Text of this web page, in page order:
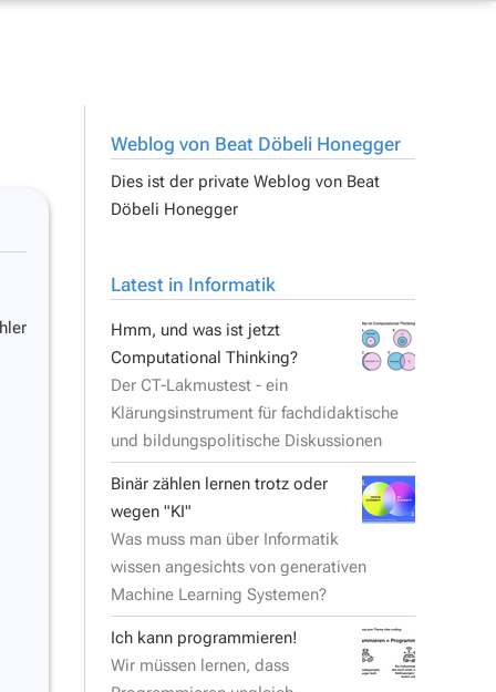
Weblog von Beat Döbeli Honegger
Dies ist der private Weblog von Beat
Döbeli Honegger
Latest in Informatik
Hmm, und was ist jetzt
Computational Thinking?
Der CT-Lakmustest - ein
Klärungsinstrument für fachdidaktische
und bildungspolitische Diskussionen
Binär zählen lernen trotz oder
wegen "KI"
Was muss man über Informatik
wissen angesichts von generativen
Machine Learning Systemen?
Ich kann programmieren!
Wir müssen lernen, dass